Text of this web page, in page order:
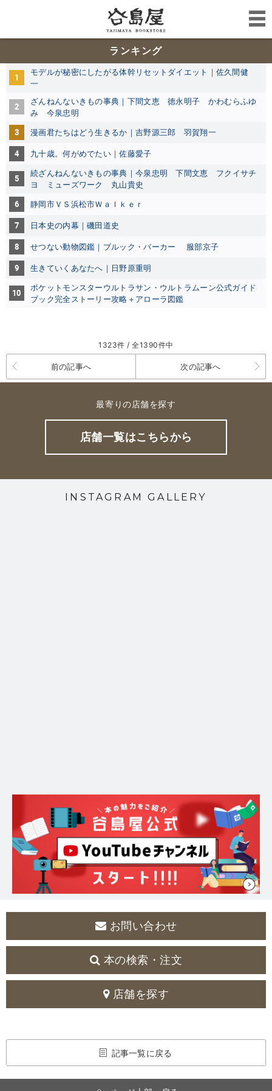
ランキング
1
モデルが秘密にしたがる体幹リセットダイエット｜佐久間健
一
2 ざんねんないきもの事典｜下間文恵 徳永明子
かわむらふゆ
み
今泉忠明
3 漫画君たちはどう生きるか｜吉野源三郎 羽賀翔一
4 九十歳。何がめでたい｜佐藤愛子
5 続ざんねんないきもの事典｜今泉忠明 下間文恵
フクイサチ
ヨ
ミューズワーク 丸山貴史
6 静岡市ＶＳ浜松市Ｗａｌｋｅｒ
7 日本史の内幕｜磯田道史
8 せつない動物図鑑｜ブルック・バーカー 服部京子
9 生きていくあなたへ｜日野原重明
10
ポケットモンスターウルトラサン・ウルトラムーン公式ガイド
ブック完全ストーリー攻略＋アローラ図鑑
1323件 / 全1390件中
前の記事へ 次の記事へ
最寄りの店舗を探す
店舗一覧はこちらから
INSTAGRAM GALLERY
お問い合わせ
本の検索・注文
店舗を探す
記事一覧に戻る